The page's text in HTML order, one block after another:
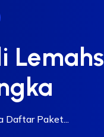
Daftar Paket...